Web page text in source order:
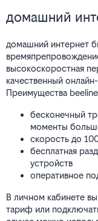
домашний
домашний интернет
высокоскоростная
качественный
Преимущества
бесконечный
моменты
скорость до
бесплатная
устройств
оперативное
В личном кабинете
тариф или